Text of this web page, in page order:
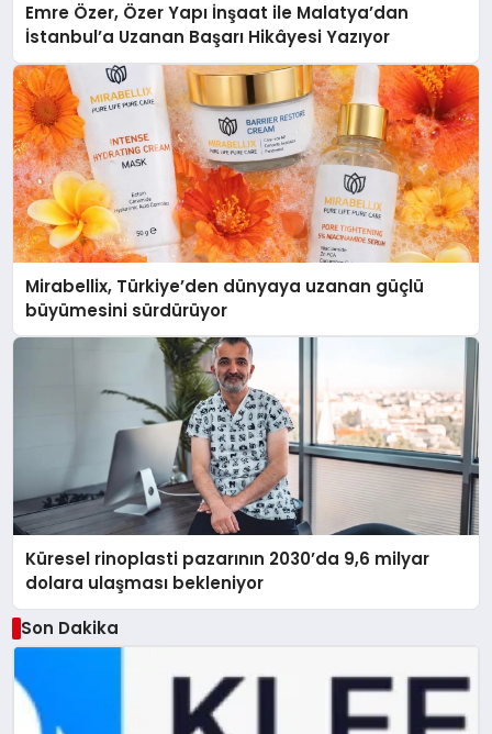
Emre Özer, Özer Yapı İnşaat ile Malatya’dan
İstanbul’a Uzanan Başarı Hikâyesi Yazıyor
Mirabellix, Türkiye’den dünyaya uzanan güçlü
büyümesini sürdürüyor
Küresel rinoplasti pazarının 2030’da 9,6 milyar
dolara ulaşması bekleniyor
Son Dakika